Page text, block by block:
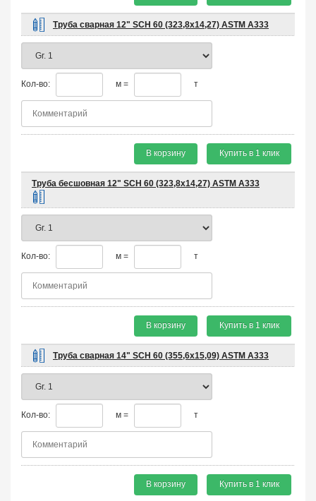
Труба сварная 12" SCH 60 (323,8х14,27) ASTM A333
Кол-во: м = т
В корзину Купить в 1 клик
Труба бесшовная 12" SCH 60 (323,8х14,27) ASTM A333
Кол-во: м = т
В корзину Купить в 1 клик
Труба сварная 14" SCH 60 (355,6х15,09) ASTM A333
Кол-во: м = т
В корзину Купить в 1 клик